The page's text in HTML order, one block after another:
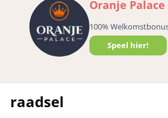
Oranje Palace
100%
Speel hier!
raadsel